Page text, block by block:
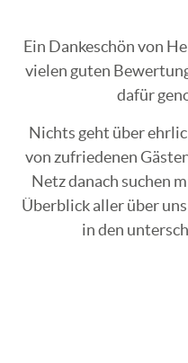
Ein Dankeschön von
vielen guten
dafür
Nichts geht über
von zufriedenen
Netz danach suchen
Überblick aller über
in den